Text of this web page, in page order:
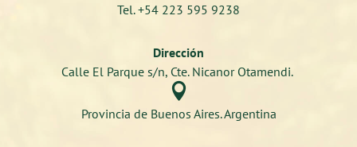
Tel. +54 223 595 9238
Dirección
Calle El Parque s/n, Cte. Nicanor Otamendi.

Provincia de Buenos Aires. Argentina